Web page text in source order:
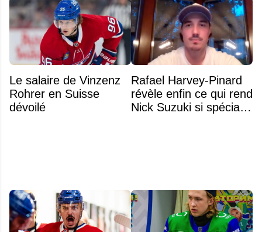
Le salaire de Vinzenz
Rohrer en Suisse
dévoilé
Rafael Harvey-Pinard
révèle enfin ce qui rend
Nick Suzuki si spécial